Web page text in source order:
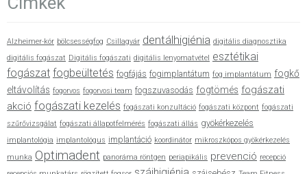
Alzheimer-kór bölcsességfog Csillagvár dentálhigiénia digitális diagnosztika
digitális fogászat Digitális fogászati digitális lenyomatvétel esztétikai
fogászat fogbeültetés fogfájás fogimplantátum fog implantátum fogkő
eltávolítás fogorvos fogorvosi team fogszuvasodás fogtömés fogászati
akció fogászati kezelés fogászati konzultáció fogászati központ fogászati
szűrővizsgálat fogászati állapotfelmérés fogászati állás gyökérkezelés
implantológia implantológus implantáció koordinátor mikroszkópos gyökérkezelés
munka Optimadent panoráma röntgen periapikális prevenció recepció